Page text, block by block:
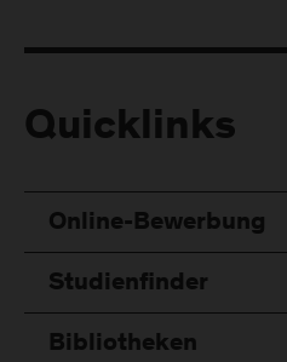
Quicklinks
Online-Bewerbung
Studienfinder
Bibliotheken